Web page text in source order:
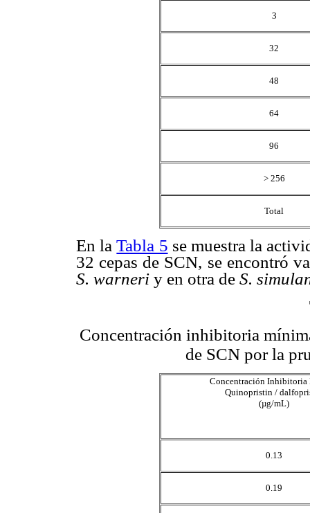
3
32
48
64
96
> 256
Total
En laTabla 5 se muestra la
32 cepas de SCN, se encontró
S. warneri y en otra de S.
Concentración inhibitoria
de SCN por la
Concentración Inhibitoria
Quinopristin /
(µg/mL)
0.13
0.19